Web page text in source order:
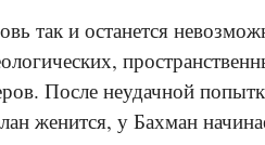
так и останется
После неудачной
женится, у Бахман